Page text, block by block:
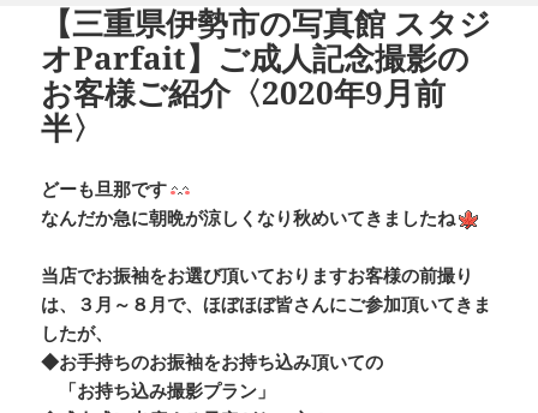
【三重県伊勢市の写真館 スタジ
オParfait】ご成人記念撮影の
お客様ご紹介〈2020年9月前
半〉
どーも旦那です
なんだか急に朝晩が涼しくなり秋めいてきましたね
当店でお振袖をお選び頂いておりますお客様の前撮り
は、３月～８月で、ほぼほぼ皆さんにご参加頂いてきま
したが、
◆お手持ちのお振袖をお持ち込み頂いての
「お持ち込み撮影プラン」